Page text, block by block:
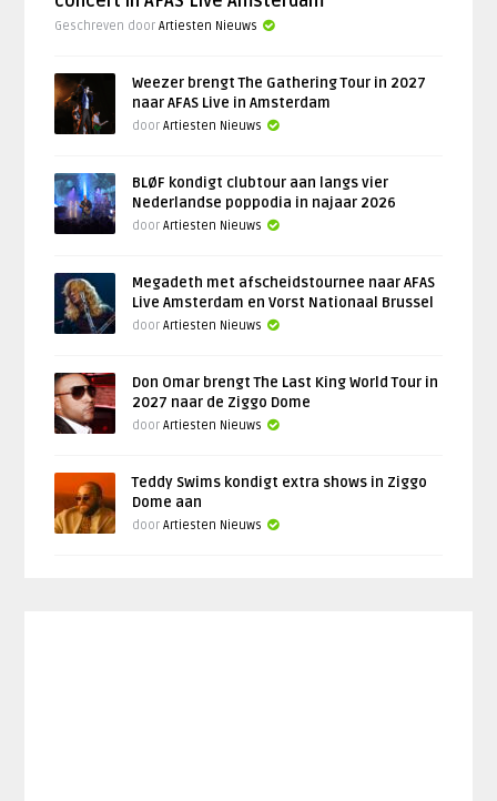
Geschreven doorArtiesten Nieuws
Weezer brengt The Gathering Tour in 2027
naar AFAS Live in Amsterdam
doorArtiesten Nieuws
BLØF kondigt clubtour aan langs vier
Nederlandse poppodia in najaar 2026
doorArtiesten Nieuws
Megadeth met afscheidstournee naar AFAS
Live Amsterdam en Vorst Nationaal Brussel
doorArtiesten Nieuws
Don Omar brengt The Last King World Tour in
2027 naar de Ziggo Dome
doorArtiesten Nieuws
Teddy Swims kondigt extra shows in Ziggo
Dome aan
doorArtiesten Nieuws